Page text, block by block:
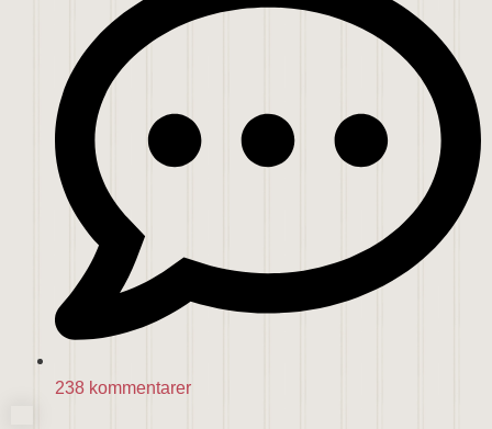
238 kommentarer